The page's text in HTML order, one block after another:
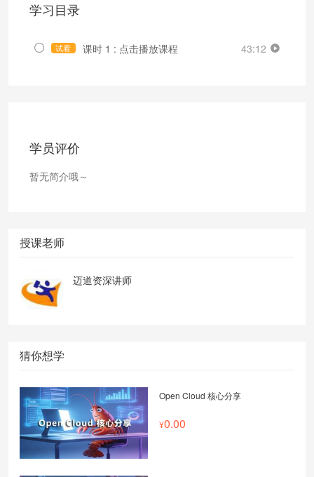
学习目录
试看 课时 1 : 点击播放课程 43:12
学员评价
暂无简介哦～
授课老师
迈道资深讲师
猜你想学
Open Cloud 核心分享
0.00